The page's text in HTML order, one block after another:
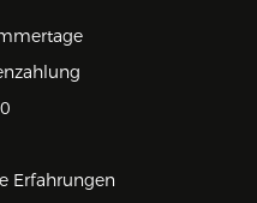
Erfahrungen